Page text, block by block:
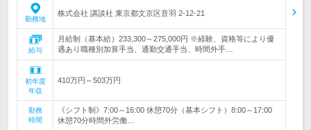
勤務地
株式会社 講談社 東京都文京区音羽 2-12-21
給与
月給制（基本給）233,300～275,000円 ※経験、資格等により優
遇あり職種別加算手当、通勤交通手当、時間外手…
初年度
年収
410万円～503万円
勤務
時間
《シフト制》7:00～16:00 休憩70分（基本シフト）8:00～17:00
休憩70分時間外労働…